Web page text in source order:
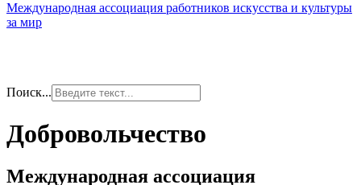
Международная ассоциация работников искусства и культуры
за мир
Поиск...
Добровольчество
Международная ассоциация